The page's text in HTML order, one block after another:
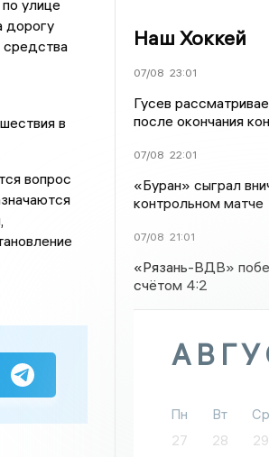
улице
дорогу
средства
в
вопрос
Наш Хоккей
07/08 23:01
Гусев
после окончания
07/08 22:01
«Буран» сыграл
контрольном матче
07/08 21:01
«Рязань-ВДВ»
счётом 4:2
Пн Вт Ср
27
28 29